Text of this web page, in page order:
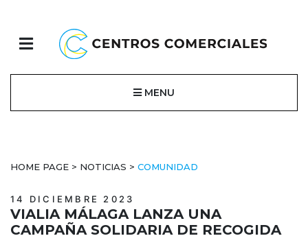
MENU
HOME PAGE > NOTICIAS > COMUNIDAD
14 DICIEMBRE 2023
VIALIA MÁLAGA LANZA UNA
CAMPAÑA SOLIDARIA DE RECOGIDA